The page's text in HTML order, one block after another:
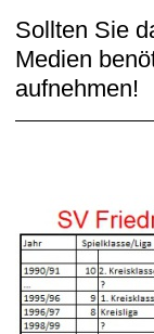
Sollten Sie
Medien
aufnehmen!